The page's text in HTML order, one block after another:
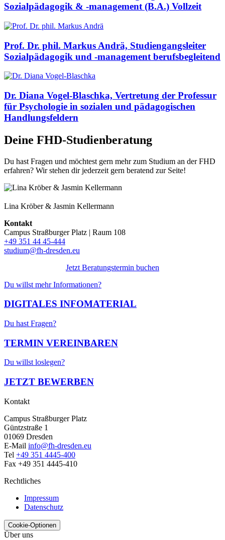
Sozialpädagogik & -management (B.A.) Vollzeit
Prof. Dr. phil. Markus Andrä, Studiengangsleiter
Sozialpädagogik und -management berufsbegleitend
Dr. Diana Vogel-Blaschka, Vertretung der Professur
für Psychologie in sozialen und pädagogischen
Handlungsfeldern
Deine FHD-Studienberatung
Du hast Fragen und möchtest gern mehr zum Studium an der FHD
erfahren? Wir stehen dir jederzeit gern beratend zur Seite!
Lina Kröber & Jasmin Kellermann
Kontakt
Campus Straßburger Platz | Raum 108
+49 351 44 45-444
studium@fh-dresden.eu
Jetzt Beratungstermin buchen
Du willst mehr Informationen?
DIGITALES INFOMATERIAL
Du hast Fragen?
TERMIN VEREINBAREN
Du willst loslegen?
JETZT BEWERBEN
Kontakt
Campus Straßburger Platz
Güntzstraße 1
01069 Dresden
E-Mail info@fh-dresden.eu
Tel +49 351 4445-400
Fax +49 351 4445-410
Rechtliches
Impressum
Datenschutz
Cookie-Optionen
Über uns